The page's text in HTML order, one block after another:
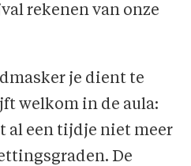
rekenen van onze
je dient te
welkom in de aula:
al een tijdje niet meer
De